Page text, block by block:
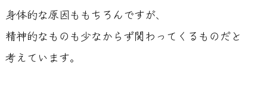
身体的な原因ももちろんですが、
精神的なものも少なからず関わってくるものだと
考えています。